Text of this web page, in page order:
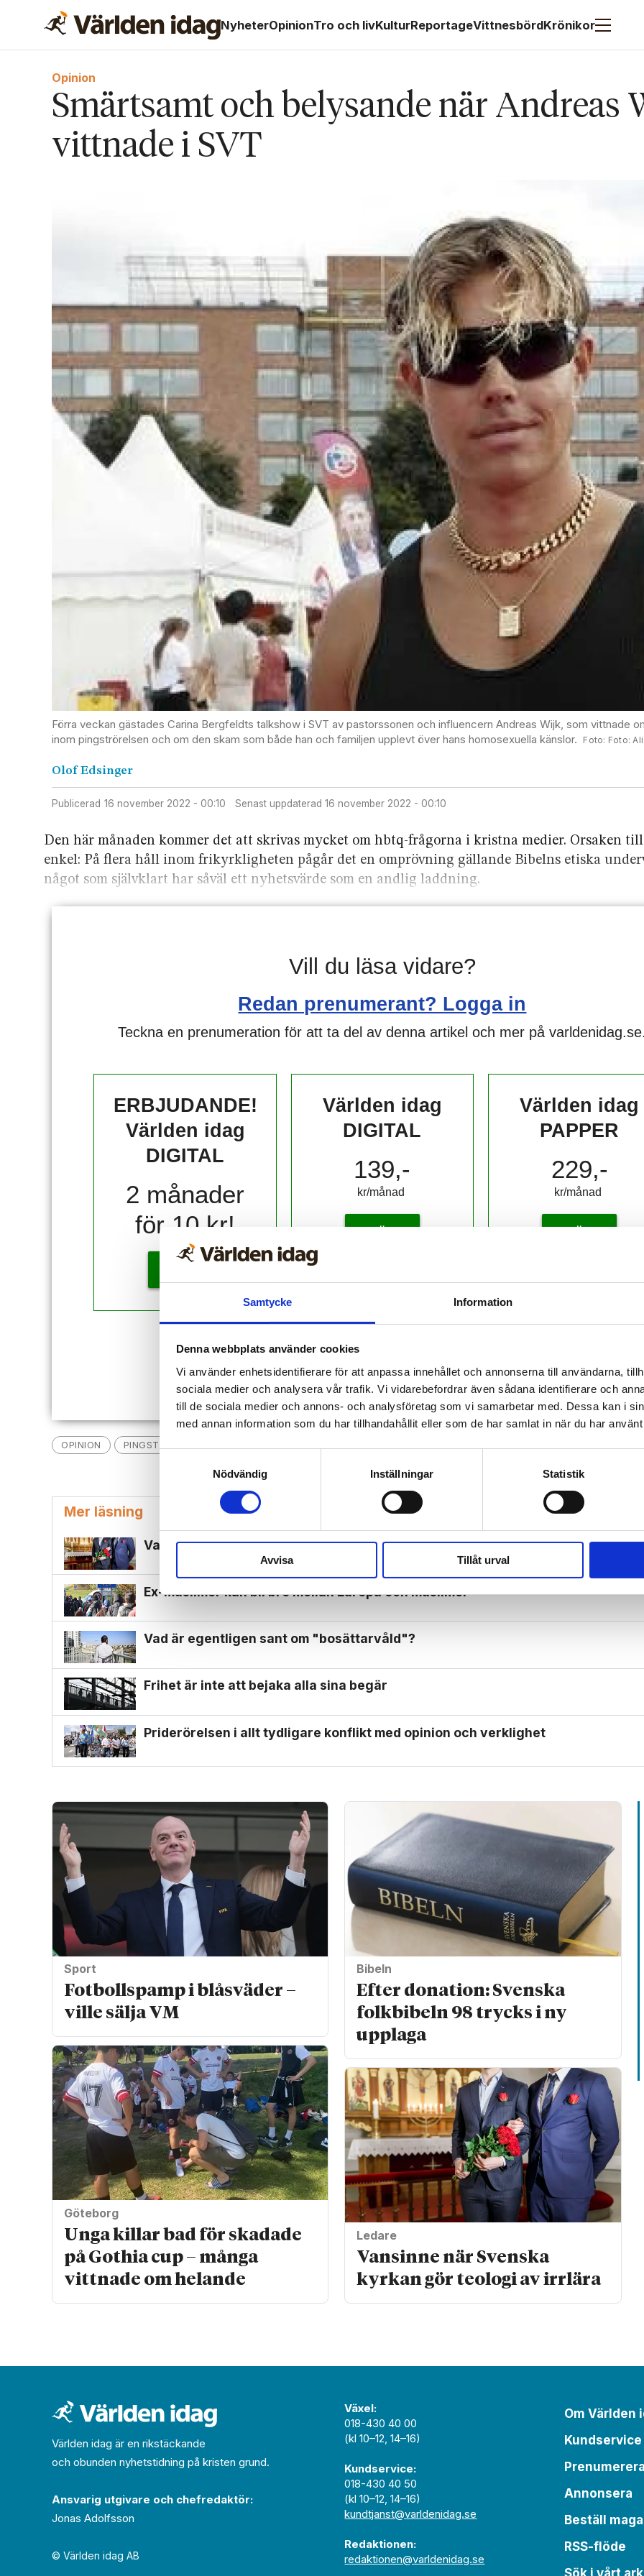
Samtycke Information
Denna webbplats använder cookies
Vi använder enhetsidentifierare för att anpassa innehållet och annonserna till användarna,
sociala medier och analysera vår trafik. Vi vidarebefordrar även sådana identifierare och
till de sociala medier och annons- och analysföretag som vi samarbetar med. Dessa kan i
med annan information som du har tillhandahållit eller som de har samlat in när du har
Samtyckesval
Nödvändig
Inställningar Statistik
Avvisa Tillåt urval
NyheterOpinionTro och livKulturReportageVittnesbördKrönikor
Opinion
Smärtsamt och belysande när Andreas
vittnade i SVT
Förra veckan gästades Carina Bergfeldts talkshow i SVT av pastorssonen och influencern Andreas Wijk, som vittnade
inom pingströrelsen och om den skam som både han och familjen upplevt över hans homosexuella känslor.
Foto:
Olof Edsinger
Publicerad 16 november 2022 - 00:10 Senast uppdaterad 16 november 2022 - 00:10
Den här månaden kommer det att skrivas mycket om hbtq-frågorna i kristna medier. Orsaken
enkel: På flera håll inom frikyrkligheten pågår det en omprövning gällande Bibelns etiska
något som självklart har såväl ett nyhetsvärde som en andlig laddning.
Vill du läsa vidare?
Redan prenumerant? Logga in
Teckna en prenumeration för att ta del av denna artikel och mer på
ERBJUDANDE!
Världen idag
DIGITAL
2 månader
för 10 kr!
Världen idag
DIGITAL
139,-
kr/månad ​​​​​​
KÖP
Världen idag
PAPPER
229,-
kr/månad ​​​​​​
KÖP
Redan prenumerant? Logga in
Mina Sidor
OPINION PINGSTKYRKAN
Mer läsning
Vansinne när Svenska kyrkan gör teologi av irrlära
Ex-muslimer kan bli bro mellan Europa och muslimer
Vad är egentligen sant om "bosättarvåld"?
Frihet är inte att bejaka alla sina begär
Priderörelsen i allt tydligare konflikt med opinion och verklighet
Sport
Fotbollspamp i blåsväder –
ville sälja VM
Göteborg
Unga killar bad för skadade
på Gothia cup – många
vittnade om helande
Bibeln
Efter donation: Svenska
folkbibeln 98 trycks i ny
upplaga
Ledare
Vansinne när Svenska
kyrkan gör teologi av irrlära
Världen idag är en rikstäckande
och obunden nyhets­­­tidning på kristen grund.
Ansvarig utgivare och chef­redaktör:
Jonas Adolfsson
© Världen idag AB
Växel:
018-430 40 00
(kl 10–12, 14–16)
Kundservice:
018-430 40 50
(kl 10–12, 14–16)
kundtjanst@varldenidag.se
Redaktionen:
redaktionen@varldenidag.se
Om Världen
Kundservice
Annonsera
Beställ
RSS-flöde